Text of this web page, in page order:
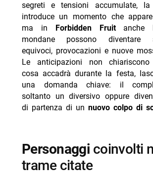
segreti e tensioni accumulate, la
introduce un momento che
ma in
Forbidden Fruitanche
mondane possono diventare
equivoci, provocazioni e nuove
Le anticipazioni non
cosa accadrà durante la festa,
una domanda chiave: il
soltanto un diversivo oppure
di partenza di un nuovo colpo di
personaggi coinvolti
trame citate